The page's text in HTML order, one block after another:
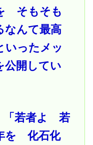
そもそも
なんて最高
いったメッ
公開してい
「若者よ 若
を 化石化